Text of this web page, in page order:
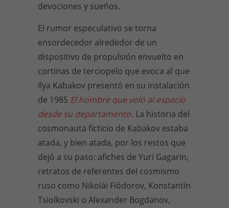
devociones y sueños.
El rumor especulativo se torna
ensordecedor alrededor de un
dispositivo de propulsión envuelto en
cortinas de terciopelo que evoca al que
Ilya Kabakov presentó en su instalación
de 1985 El hombre que voló al espacio
desde su departamento. La historia del
cosmonauta ficticio de Kabakov estaba
atada, y bien atada, por los restos que
dejó a su paso: afiches de Yuri Gagarin,
retratos de referentes del cosmismo
ruso como Nikolái Fiódorov, Konstantín
Tsiolkovski o Alexander Bogdanov,